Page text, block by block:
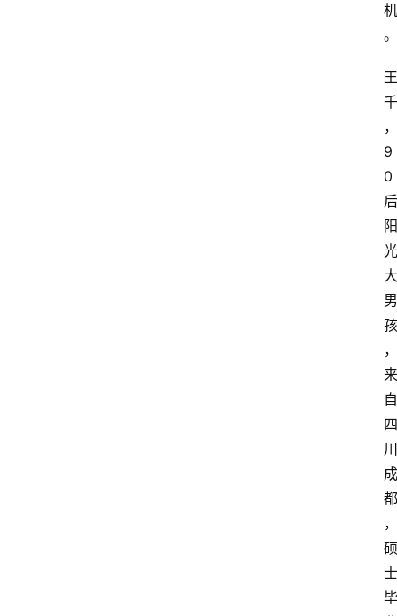
机
。
王
千
，
9
0
后
阳
光
大
男
孩
，
来
自
四
川
成
都
，
硕
士
毕